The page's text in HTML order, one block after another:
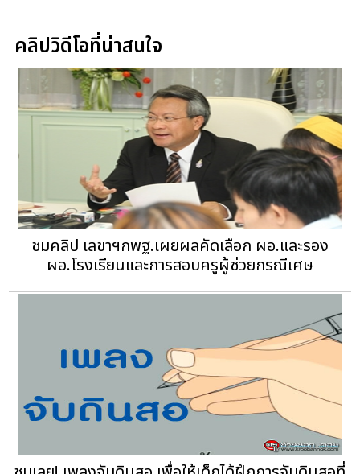
คลิปวิดีโอที่น่าสนใจ
ชมคลิป เลขาฯกพฐ.เผยผลคัดเลือก ผอ.และรอง
ผอ.โรงเรียนและการสอบครูผู้ช่วยกรณีเศษ